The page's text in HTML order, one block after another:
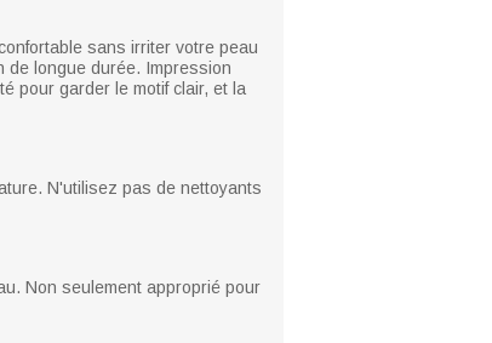
sans irriter votre peau
de longue durée. Impression
pour garder le motif clair, et la
N'utilisez pas de nettoyants
Non seulement approprié pour